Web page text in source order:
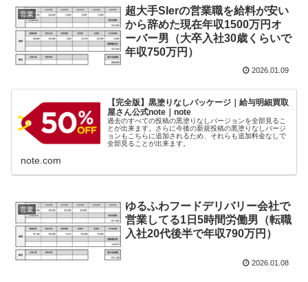
営業
超大手SIerの営業職を給料が安い
から辞めた現在年収1500万円オ
ーバー男（大卒入社30歳くらいで
年収750万円）
2026.01.09
【完全版】黒塗りなしパッケージ｜給与明細買取
屋さん公式note｜note
過去のすべての投稿の黒塗りなしバージョンを全部見るこ
とが出来ます。さらに今後の新規投稿の黒塗りなしバージ
ョンもこちらに追加されるため、それらも追加料金なしで
全部見ることが出来ます。
note.com
営業
ゆるふわフードデリバリー会社で
営業してる1日5時間労働男（転職
入社20代後半で年収790万円）
2026.01.08